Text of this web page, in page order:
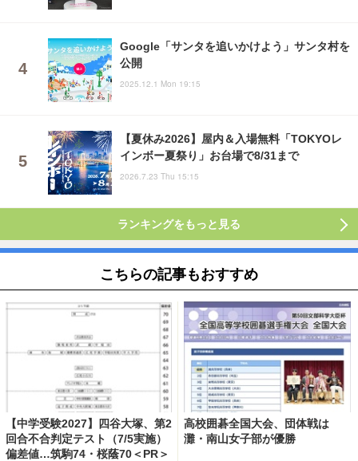
Google「サンタを追いかけよう」サンタ村を
公開
2025.12.1 Mon 19:15
【夏休み2026】屋内＆入場無料「TOKYOレ
インボー夏祭り」お台場で8/31まで
2026.7.23 Thu 15:15
ランキングをもっと見る
こちらの記事もおすすめ
【中学受験2027】四谷大塚、第2
回合不合判定テスト（7/5実施）
偏差値…筑駒74・桜蔭70＜PR＞
高校囲碁全国大会、団体戦は
灘・南山女子部が優勝